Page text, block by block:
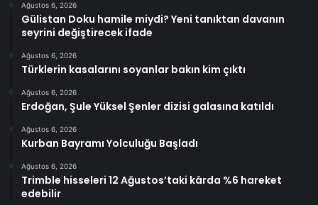
Ağustos 6, 2026
Gülistan Doku hamile miydi? Yeni tanıktan davanın
seyrini değiştirecek ifade
Ağustos 6, 2026
Türklerin kasalarını soyanlar bakın kim çıktı
Ağustos 6, 2026
Erdoğan, Şule Yüksel Şenler dizisi galasına katıldı
Ağustos 6, 2026
Kurban Bayramı Yolculuğu Başladı
Ağustos 6, 2026
Trimble hisseleri 12 Ağustos’taki kârda %6 hareket
edebilir